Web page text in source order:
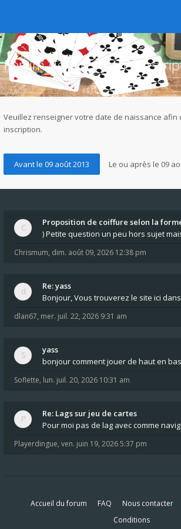
Forum de chibre.ch -
Veuillez renseigner votre date de naissance afin
inscription.
Proposition de coiffure selon la
) Petite question un peu hors sujet
Chrismum, dim. août 09, 2026 12:38 pm
Re: yass
Bonjour, Vous trouverez le site ici
dlan67, mer. juil. 22, 2026 9:31 am
yass
bonjour comment jouer de haut en
Soflette, lun. juil. 20, 2026 10:31 am
Re: Lags sur jeu de cartes
Pour moi pas de lag avec comme
Playerdingue, ven. juin 19, 2026 5:37 pm
Accueil du forum FAQ Nous contacter
Conditions